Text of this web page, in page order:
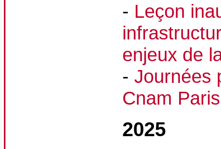
- Leçon
enjeux de
- Journées
Cnam Paris
2025